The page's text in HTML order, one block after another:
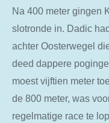
Na 400 meter gingen
slotronde in. Dadic
achter Oosterwegel
deed dappere
moest vijftien meter
de 800 meter, was
regelmatige race te